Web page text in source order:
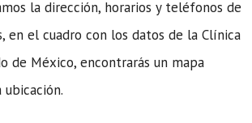
la dirección, horarios y teléfonos de
en el cuadro con los datos de la Clínica
de México, encontrarás un mapa